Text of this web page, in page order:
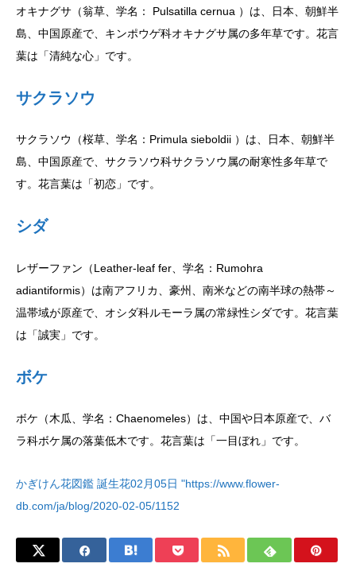
オキナグサ（翁草、学名： Pulsatilla cernua ）は、日本、朝鮮半
島、中国原産で、キンポウゲ科オキナグサ属の多年草です。花言
葉は「清純な心」です。
サクラソウ
サクラソウ（桜草、学名：Primula sieboldii ）は、日本、朝鮮半
島、中国原産で、サクラソウ科サクラソウ属の耐寒性多年草で
す。花言葉は「初恋」です。
シダ
レザーファン（Leather-leaf fer、学名：Rumohra
adiantiformis）は南アフリカ、豪州、南米などの南半球の熱帯～
温帯域が原産で、オシダ科ルモーラ属の常緑性シダです。花言葉
は「誠実」です。
ボケ
ボケ（木瓜、学名：Chaenomeles）は、中国や日本原産で、バ
ラ科ボケ属の落葉低木です。花言葉は「一目ぼれ」です。
かぎけん花図鑑 誕生花02月05日 "https://www.flower-
db.com/ja/blog/2020-02-05/1152